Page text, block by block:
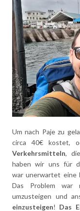
Um nach Paje zu
circa 40€ kostet,
Verkehrsmitteln,
haben wir uns für
war unerwartet eine
Das Problem war
umzusteigen und
einzusteigen! Das